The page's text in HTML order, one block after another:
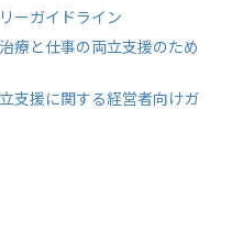
ーガイドライン
療と仕事の両立支援のため
支援に関する経営者向けガ